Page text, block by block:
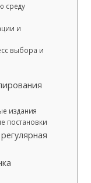
среду
и
выбора и
издания
постановки